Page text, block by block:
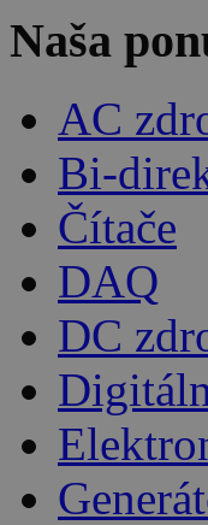
Naša
AC
Bi-
Čítače
DAQ
DC